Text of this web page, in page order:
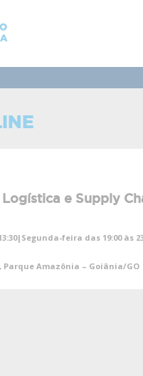
e Supply
feira das 19:00 às
Parque Amazônia – Goiânia/GO